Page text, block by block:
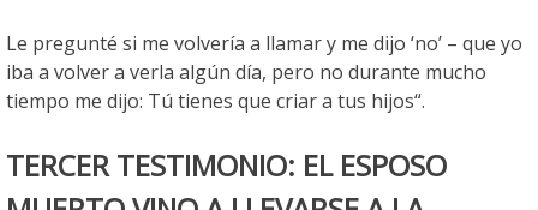
Le pregunté si me volvería a llamar y me dijo ‘no’ – que yo
iba a volver a verla algún día, pero no durante mucho
tiempo me dijo: Tú tienes que criar a tus hijos“.
TERCER TESTIMONIO: EL ESPOSO